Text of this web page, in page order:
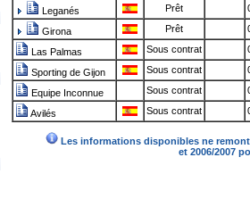
Leganés Prêt
Girona Prêt
Las Palmas Sous contrat
Sporting de Gijon Sous contrat
Equipe Inconnue Sous contrat
Avilés Sous contrat
Les informations disponibles ne
et 2006/2007